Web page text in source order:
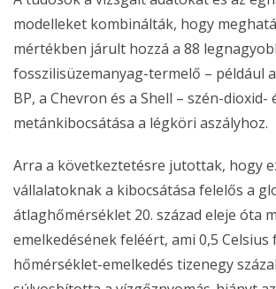
modelleket kombinálták, hogy
mértékben járult hozzá a 88
fosszilisüzemanyag-termelő – például
BP, a Chevron és a Shell – szén-dioxid-
metánkibocsátása a légköri aszályhoz.
Arra a következtetésre jutottak, hogy
vállalatoknak a kibocsátása felelős a
átlaghőmérséklet 20. század eleje óta
emelkedésének feléért, ami 0,5 Celsius
hőmérséklet-emelkedés tizenegy